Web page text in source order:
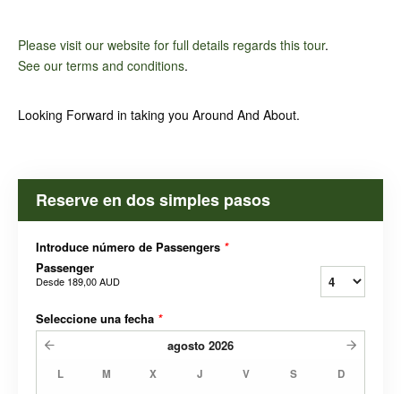
Please visit our website for full details regards this tour.
See our terms and conditions.
Looking Forward in taking you Around And About.
Reserve en dos simples pasos
Introduce número de Passengers *
Passenger
Desde 189,00 AUD
Seleccione una fecha *
agosto 2026
L M X J V S D